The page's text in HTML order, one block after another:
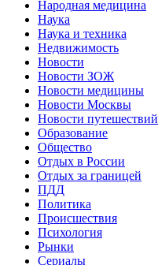
Народная медицина
Наука
Наука и техника
Недвижимость
Новости
Новости ЗОЖ
Новости медицины
Новости Москвы
Новости путешествий
Образование
Общество
Отдых в России
Отдых за границей
ПДД
Политика
Происшествия
Психология
Рынки
Сериалы